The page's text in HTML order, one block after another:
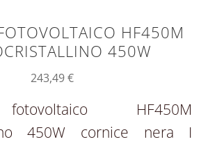
HF450M
450W
243,49€
HF450M
450W cornice nera I